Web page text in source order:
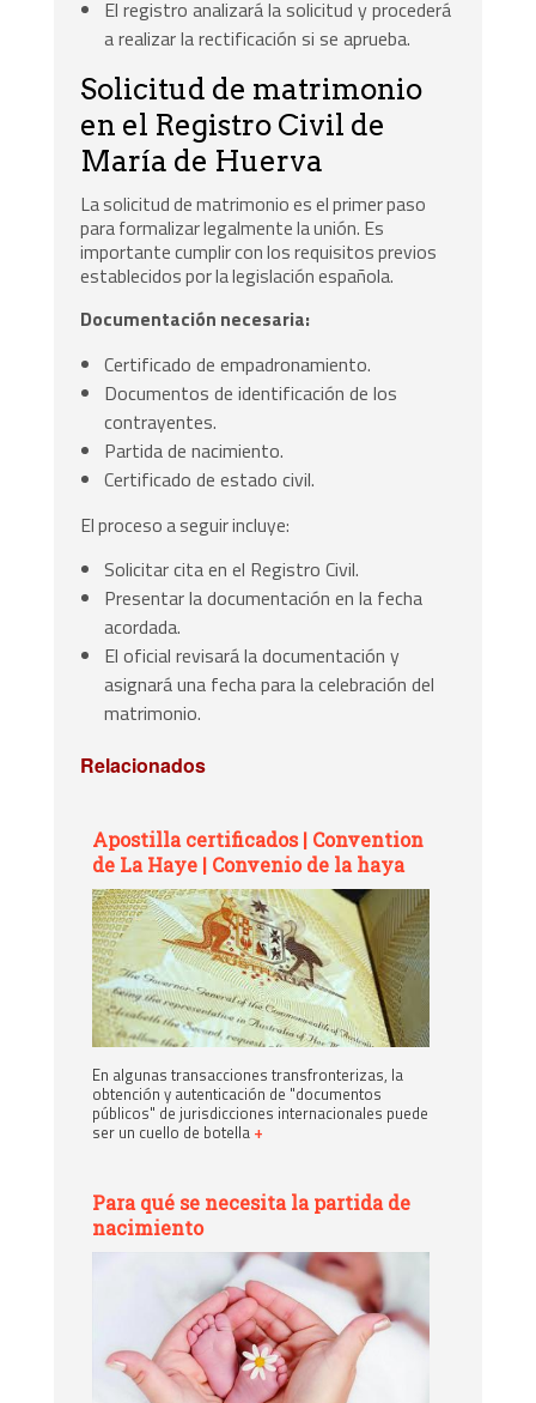
El registro analizará la solicitud y procederá
a realizar la rectificación si se aprueba.
Solicitud de matrimonio
en el Registro Civil de
María de Huerva
La solicitud de matrimonio es el primer paso
para formalizar legalmente la unión. Es
importante cumplir con los requisitos previos
establecidos por la legislación española.
Documentación necesaria:
Certificado de empadronamiento.
Documentos de identificación de los
contrayentes.
Partida de nacimiento.
Certificado de estado civil.
El proceso a seguir incluye:
Solicitar cita en el Registro Civil.
Presentar la documentación en la fecha
acordada.
El oficial revisará la documentación y
asignará una fecha para la celebración del
matrimonio.
Relacionados
Apostilla certificados | Convention
de La Haye | Convenio de la haya
En algunas transacciones transfronterizas, la
obtención y autenticación de "documentos
públicos" de jurisdicciones internacionales puede
ser un cuello de botella +
Para qué se necesita la partida de
nacimiento